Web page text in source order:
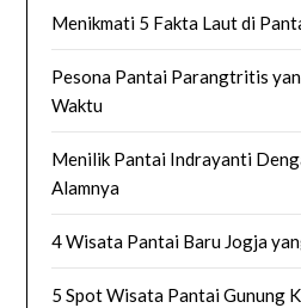
Menikmati 5 Fakta Laut di
Pesona Pantai Parangtritis
Waktu
Menilik Pantai Indrayanti
Alamnya
4 Wisata Pantai Baru Jogja
5 Spot Wisata Pantai Gunung